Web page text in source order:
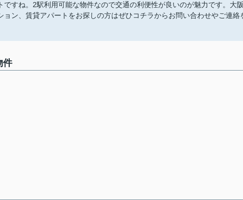
すね。2駅利用可能な物件なので交通の利便性が良いのが魅力です。大阪
ン、賃貸アパートをお探しの方はぜひコチラからお問い合わせやご連絡
件